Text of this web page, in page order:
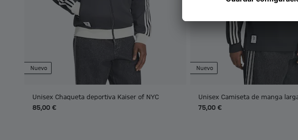
Nuevo
Unisex Chaqueta deportiva Kaiser of NYC
85,00 €
Nuevo
Unisex Camiseta de manga
75,00 €